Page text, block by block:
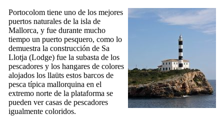
Portocolom tiene uno de los mejores
puertos naturales de la isla de
Mallorca, y fue durante mucho
tiempo un puerto pesquero, como lo
demuestra la construcción de Sa
Llotja (Lodge) fue la subasta de los
pescadores y los hangares de colores
alojados los llaüts estos barcos de
pesca típica mallorquina en el
extremo norte de la plataforma se
pueden ver casas de pescadores
igualmente coloridos.